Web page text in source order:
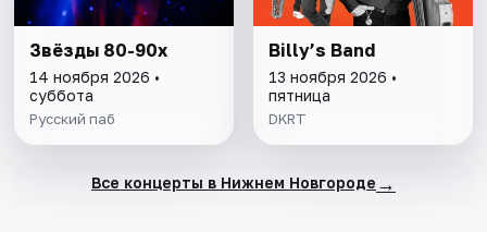
Звёзды 80-90х
14 ноября 2026 •
суббота
Русский паб
Billy’s Band
13 ноября 2026 •
пятница
DKRT
Все концерты в Нижнем Новгороде →